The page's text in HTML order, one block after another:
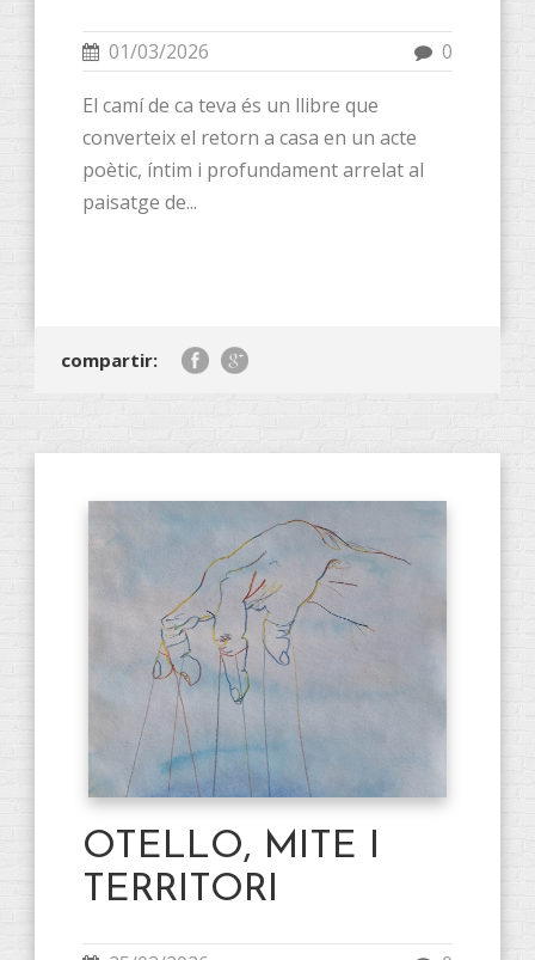
01/03/2026 0
El camí de ca teva és un llibre que
converteix el retorn a casa en un acte
poètic, íntim i profundament arrelat al
paisatge de...
compartir:
OTELLO, MITE I
TERRITORI